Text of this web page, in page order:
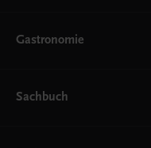
AHS
EWF/ZWF
FW
Gastronomie
Getränke
Sachbuch